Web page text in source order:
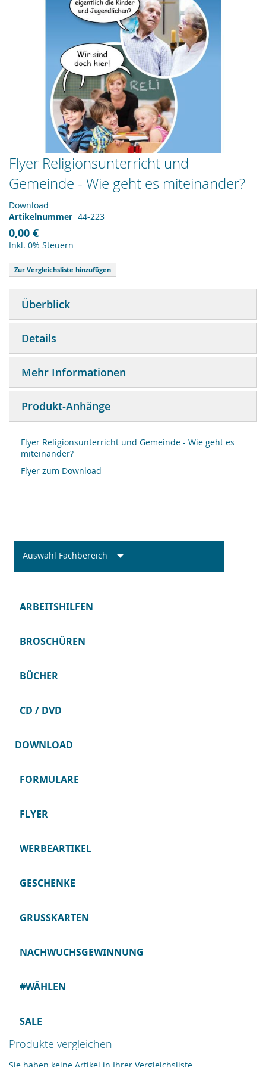
Flyer Religionsunterricht und
Gemeinde - Wie geht es miteinander?
Download
Artikelnummer 44-223
0,00 €
Inkl. 0% Steuern
Zur Vergleichsliste hinzufügen
Zum
Anfang
der
Bildergalerie
springen
Überblick
Details
Mehr Informationen
Produkt-Anhänge
Flyer Religionsunterricht und Gemeinde - Wie geht es
miteinander?
Flyer zum Download
Auswahl Fachbereich
ARBEITSHILFEN
BROSCHÜREN
BÜCHER
CD / DVD
DOWNLOAD
FORMULARE
FLYER
WERBEARTIKEL
GESCHENKE
GRUSSKARTEN
NACHWUCHSGEWINNUNG
#WÄHLEN
SALE
Produkte vergleichen